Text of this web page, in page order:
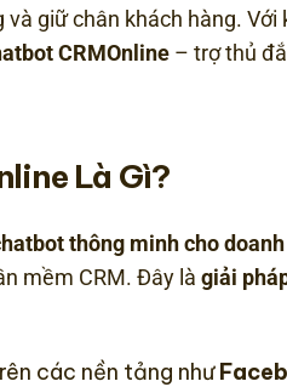
giữ chân khách hàng.
CRMOnline – trợ thủ
Là Gì?
thông minh cho
mềm CRM. Đây là giải
các nền tảng như